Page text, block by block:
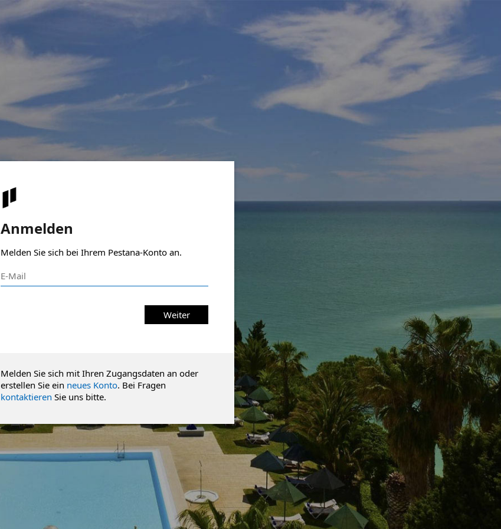
Anmelden
Melden Sie sich bei Ihrem Pestana-Konto an.
Weiter
Melden Sie sich mit Ihren Zugangsdaten an oder
erstellen Sie ein neues Konto. Bei Fragen
kontaktieren Sie uns bitte.